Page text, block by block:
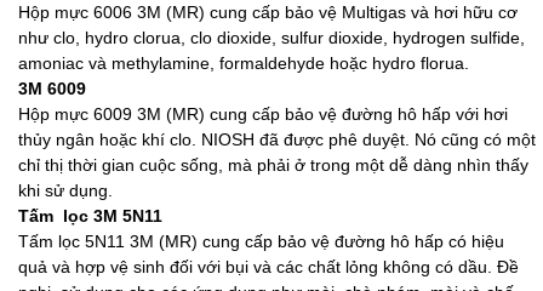
Hộp mực 6006 3M (MR) cung cấp bảo vệ Multigas và hơi hữu cơ
như clo, hydro clorua, clo dioxide, sulfur dioxide, hydrogen sulfide,
amoniac và methylamine, formaldehyde hoặc hydro florua.
3M 6009
Hộp mực 6009 3M (MR) cung cấp bảo vệ đường hô hấp với hơi
thủy ngân hoặc khí clo. NIOSH đã được phê duyệt. Nó cũng có một
chỉ thị thời gian cuộc sống, mà phải ở trong một dễ dàng nhìn thấy
khi sử dụng.
Tấm lọc 3M 5N11
Tấm lọc 5N11 3M (MR) cung cấp bảo vệ đường hô hấp có hiệu
quả và hợp vệ sinh đối với bụi và các chất lỏng không có dầu. Đề